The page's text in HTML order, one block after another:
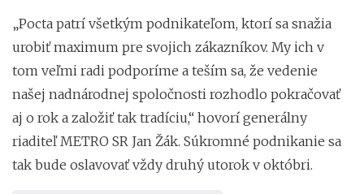
„Pocta patrí všetkým podnikateľom, ktorí sa snažia
urobiť maximum pre svojich zákazníkov. My ich v
tom veľmi radi podporíme a teším sa, že vedenie
našej nadnárodnej spoločnosti rozhodlo pokračovať
aj o rok a založiť tak tradíciu,“ hovorí generálny
riaditeľ METRO SR Jan Žák. Súkromné podnikanie sa
tak bude oslavovať vždy druhý utorok v októbri.